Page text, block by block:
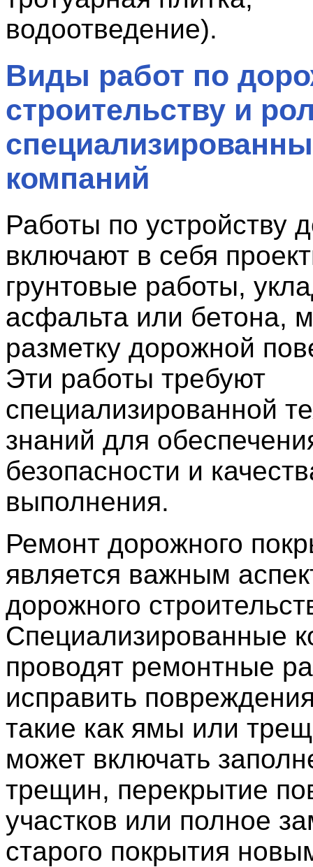
водоотведение).
Виды работ по
строительству и
компаний
Работы по устройству
включают в себя
грунтовые работы,
асфальта или бетона,
разметку дорожной
Эти работы требуют
специализированной
знаний для
безопасности и
выполнения.
Ремонт дорожного
является важным
дорожного
Специализированные
проводят ремонтные
исправить
такие как ямы или
может включать
трещин, перекрытие
участков или полное
старого покрытия